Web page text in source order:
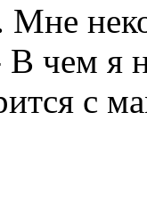
В чем я
с